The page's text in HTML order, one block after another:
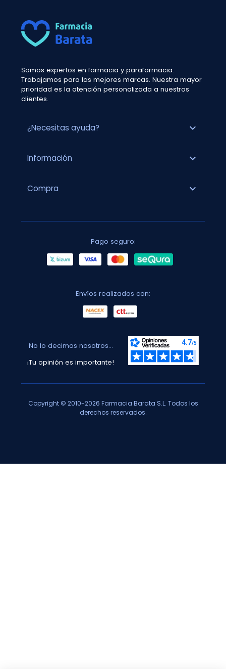
Somos expertos en farmacia y parafarmacia.
Trabajamos para las mejores marcas. Nuestra mayor
prioridad es la atención personalizada a nuestros
clientes.
¿Necesitas ayuda? expand_more
Información expand_more
Compra expand_more
Pago seguro:
Envíos realizados con:
No lo decimos nosotros...
¡Tu opinión es importante!
Copyright © 2010-2026 Farmacia Barata S.L. Todos los
derechos reservados.